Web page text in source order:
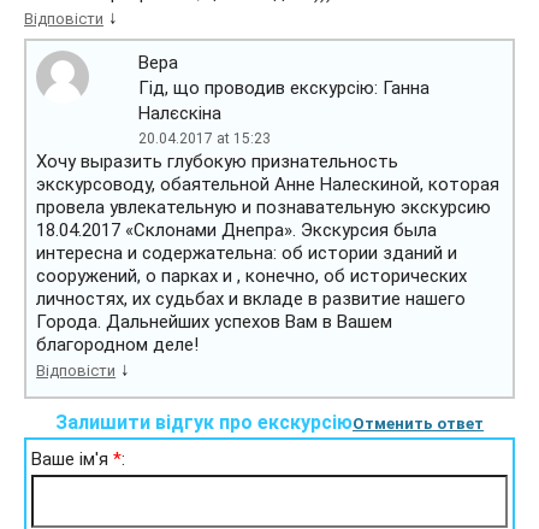
Відповісти ↓
Вера
Гід, що проводив екскурсію: Ганна
Налєскіна
20.04.2017 at 15:23
Хочу выразить глубокую признательность
экскурсоводу, обаятельной Анне Налескиной, которая
провела увлекательную и познавательную экскурсию
18.04.2017 «Склонами Днепра». Экскурсия была
интересна и содержательна: об истории зданий и
сооружений, о парках и , конечно, об исторических
личностях, их судьбах и вкладе в развитие нашего
Города. Дальнейших успехов Вам в Вашем
благородном деле!
Відповісти ↓
Залишити відгук про екскурсіюОтменить ответ
Ваше ім'я*: